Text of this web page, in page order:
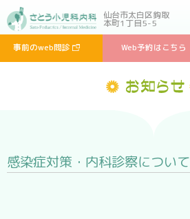
仙台市太白区鈎取
本町1丁目5-5
事前のweb問診 Web予約はこちら
感染症対策・内科診察について